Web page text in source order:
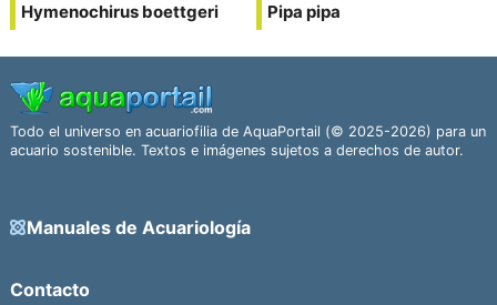
Hymenochirus boettgeri Pipa pipa
Todo el universo en acuariofilia de AquaPortail (© 2025-2026) para un
acuario sostenible. Textos e imágenes sujetos a derechos de autor.
Manuales de Acuariología
Contacto